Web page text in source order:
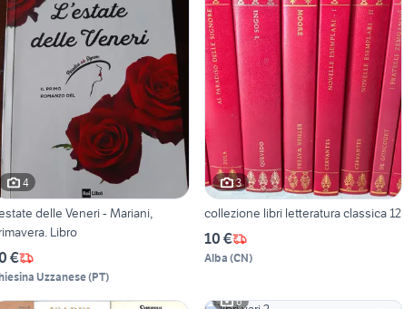
4
delle Veneri - Mariani,
Libro
€
Uzzanese(PT)
3
collezione libri letteratura classica 12
10 €
Alba (CN)
6